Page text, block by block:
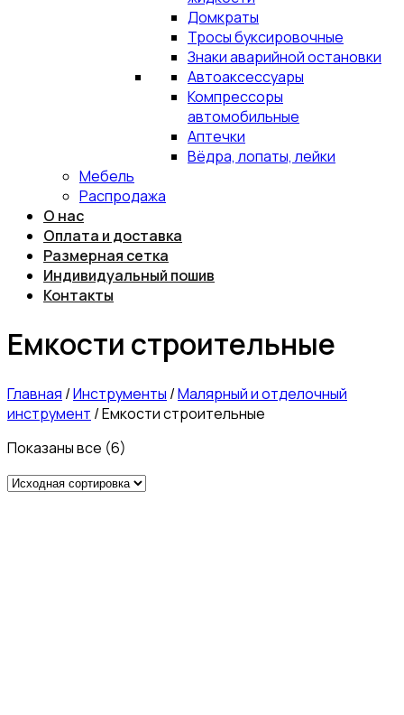
Домкраты
Тросы буксировочные
Знаки аварийной остановки
Автоаксессуары
Компрессоры
автомобильные
Аптечки
Вёдра, лопаты, лейки
Мебель
Распродажа
О нас
Оплата и доставка
Размерная сетка
Индивидуальный пошив
Контакты
Емкости строительные
Главная /Инструменты /Малярный и отделочный
инструмент /Емкости строительные
Показаны все (6)